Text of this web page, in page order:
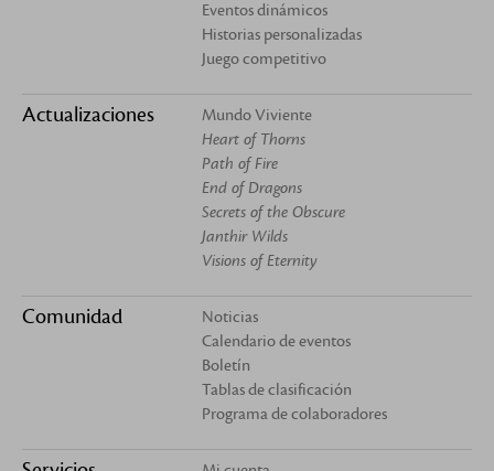
Eventos dinámicos
Historias personalizadas
Juego competitivo
Actualizaciones
Mundo Viviente
Heart of Thorns
Path of Fire
End of Dragons
Secrets of the Obscure
Janthir Wilds
Visions of Eternity
Comunidad
Noticias
Calendario de eventos
Boletín
Tablas de clasificación
Programa de colaboradores